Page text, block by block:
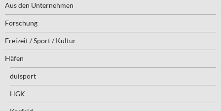
Aus den Unternehmen
Forschung
Freizeit / Sport / Kultur
Häfen
duisport
HGK